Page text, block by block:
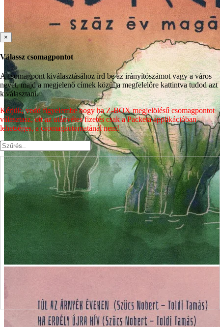
×
Válassz csomagpontot
A csomagpont kiválasztásához írd be az irányítószámot vagy a város
nevét, majd a megjelenő címek közül a megfelelőre kattintva tudod azt
kiválasztani.
Kérjük, vedd figyelembe hogy ha Z-BOX megjelölésű csomagpontot
választasz, ott az utánvétes fizetés csak a Packeta applikációban
lehetséges, a csomagautomatánál nem!